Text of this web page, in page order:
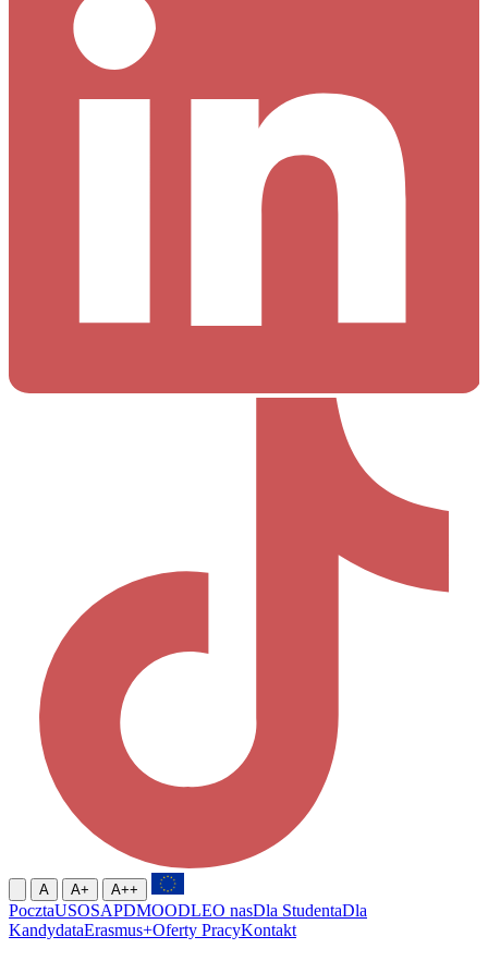
A A+ A++
PocztaUSOSAPDMOODLEO nasDla StudentaDla
KandydataErasmus+Oferty PracyKontakt